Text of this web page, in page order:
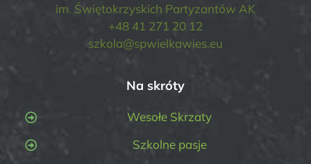
im. Świętokrzyskich Partyzantów AK
+48 41 271 20 12
szkola@spwielkawies.eu
Na skróty
Wesołe Skrzaty
Szkolne pasje